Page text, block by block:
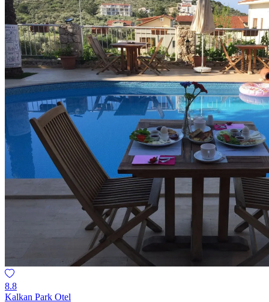
8.8
Kalkan Park Otel